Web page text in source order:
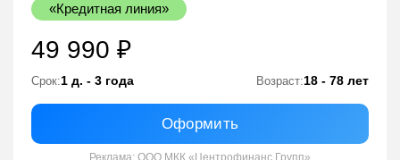
«Кредитная линия»
49 990 ₽
Срок:1 д. - 3 года Возраст:18 - 78 лет
Оформить
Реклама: ООО МКК «Центрофинанс Групп»